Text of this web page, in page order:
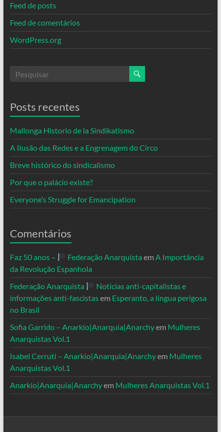
Feed de posts
Feed de comentários
WordPress.org
Posts recentes
Mallonga Historio de la Sindikatismo
A Ilusão das Redes e a Engrenagem do Circo
Breve histórico do sindicalismo
Por que o palácio existe?
Everyone’s Struggle for Emancipation
Comentários
Faz 50 anos – Federação Anarquista em A Importância
da Revolução Espanhola
Federação Anarquista
Notícias anti-capitalistas e
informações anti-fascistasem Esperanto, a língua perigosa
no Brasil
Sofia Garrido – Anarkio|Anarquia|Anarchyem Mulheres
Anarquistas Vol.1
Isabel Cerruti – Anarkio|Anarquia|Anarchyem Mulheres
Anarquistas Vol.1
Anarkio|Anarquia|Anarchyem Mulheres Anarquistas Vol.1